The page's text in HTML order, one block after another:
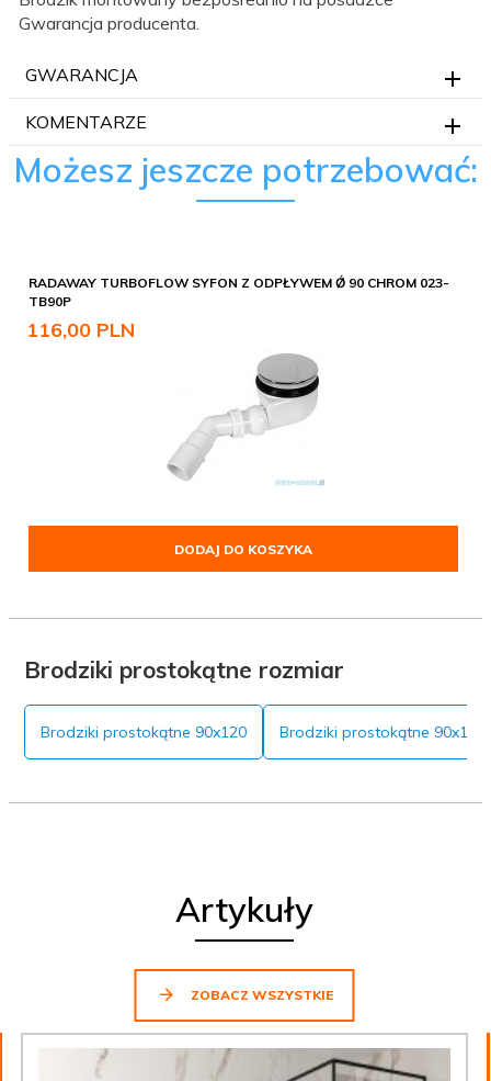
Gwarancja producenta.
GWARANCJA
KOMENTARZE
Możesz jeszcze potrzebować:
RADAWAY TURBOFLOW SYFON Z ODPŁYWEM Ǿ 90 CHROM 023-
TB90P
116,00 PLN
DODAJ DO KOSZYKA
Brodziki prostokątne rozmiar
Brodziki prostokątne 90x120 Brodziki prostokątne 90x100
Artykuły
ZOBACZ WSZYSTKIE